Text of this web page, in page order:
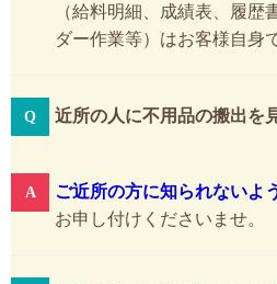
（給料明細、成績表、履歴
ダー作業等）はお客様自身
近所の人に不用品の搬出を
ご近所の方に知られないよ
お申し付けくださいませ。